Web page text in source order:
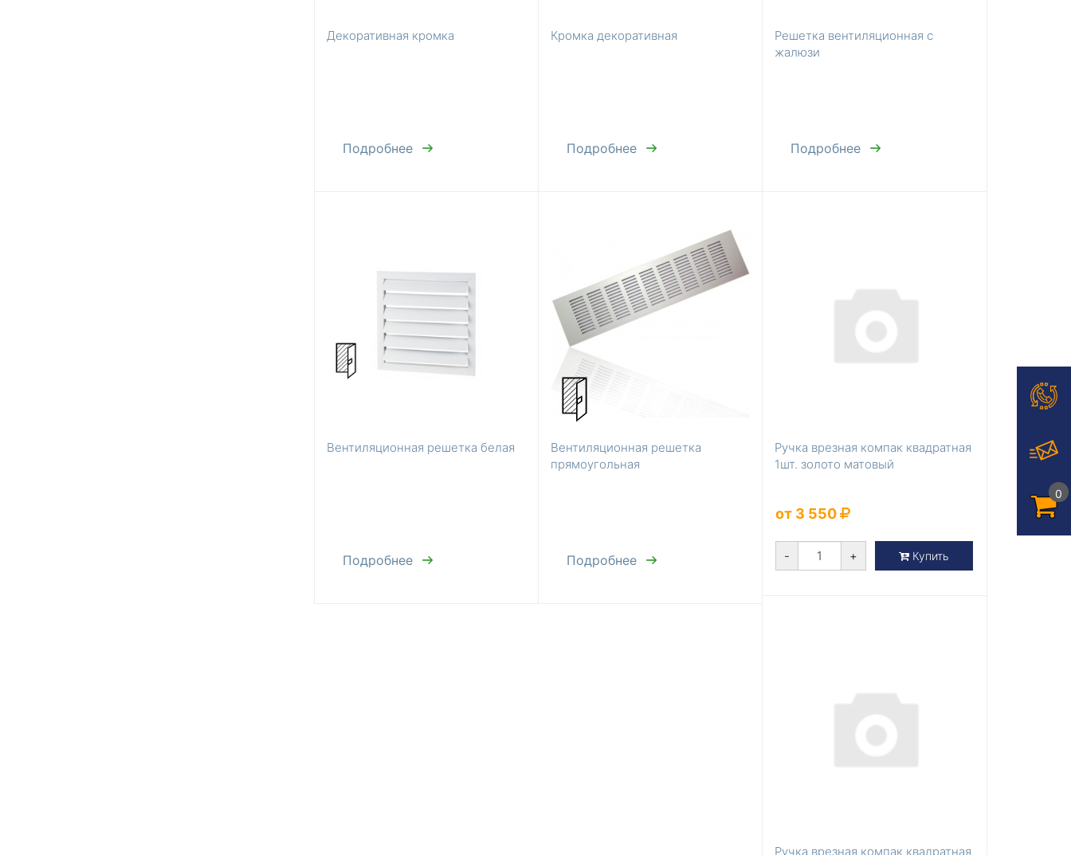
0
Декоративная кромка
Подробнее
Кромка декоративная
Подробнее
Решетка вентиляционная с
жалюзи
Подробнее
Вентиляционная решетка белая
Подробнее
Вентиляционная решетка
прямоугольная
Подробнее
Ручка врезная компак квадратная
1шт. золото матовый
от 3 550
- + Купить
Ручка врезная компак квадратная